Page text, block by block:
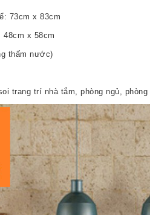
73cm x 83cm
x 58cm
thấm nước)
trang trí nhà tắm, phòng ngủ,